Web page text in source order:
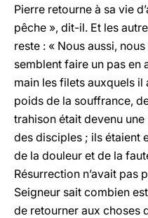
Pierre retourne à sa vie
pêche », dit-il. Et les
reste : « Nous aussi,
semblent faire un pas en
main les filets auxquels
poids de la souffrance,
trahison était devenu
des disciples ; ils étaient
de la douleur et de la
Résurrection n’avait pas
Seigneur sait combien
de retourner aux choses